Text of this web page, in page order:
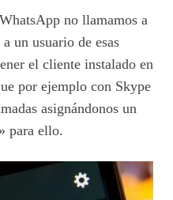
no llamamos a
un usuario de esas
el cliente instalado en
por ejemplo con Skype
asignándonos un
para ello.